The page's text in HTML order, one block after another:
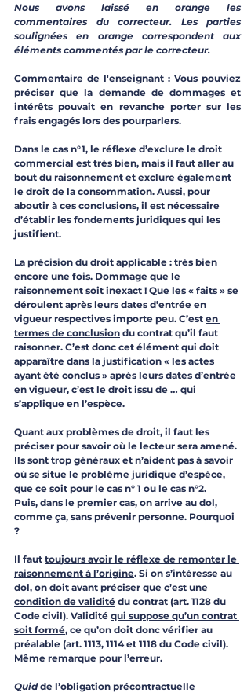
Nous avons laissé en orange les
commentaires du correcteur. Les parties
soulignées en orange correspondent aux
éléments commentés par le correcteur.
Commentaire de l'enseignant : Vous pouviez
préciser que la demande de dommages et
intérêts pouvait en revanche porter sur les
frais engagés lors des pourparlers.
Dans le cas n°1, le réflexe d’exclure le droit
commercial est très bien, mais il faut aller au
bout du raisonnement et exclure également
le droit de la consommation. Aussi, pour
aboutir à ces conclusions, il est nécessaire
d’établir les fondements juridiques qui les
justifient.
La précision du droit applicable : très bien
encore une fois. Dommage que le
raisonnement soit inexact ! Que les « faits » se
déroulent après leurs dates d’entrée en
vigueur respectives importe peu. C’est en
termes de conclusion du contrat qu’il faut
raisonner. C’est donc cet élément qui doit
apparaître dans la justification « les actes
ayant été conclus » après leurs dates d’entrée
en vigueur, c’est le droit issu de … qui
s’applique en l’espèce.
Quant aux problèmes de droit, il faut les
préciser pour savoir où le lecteur sera amené.
Ils sont trop généraux et n’aident pas à savoir
où se situe le problème juridique d’espèce,
que ce soit pour le cas n° 1 ou le cas n°2.
Puis, dans le premier cas, on arrive au dol,
comme ça, sans prévenir personne. Pourquoi
?
Il faut toujours avoir le réflexe de remonter le
raisonnement à l’origine. Si on s’intéresse au
dol, on doit avant préciser que c’est une
condition de validité du contrat (art. 1128 du
Code civil). Validité qui suppose qu’un contrat
soit formé, ce qu’on doit donc vérifier au
préalable (art. 1113, 1114 et 1118 du Code civil).
Même remarque pour l’erreur.
Quid de l’obligation précontractuelle